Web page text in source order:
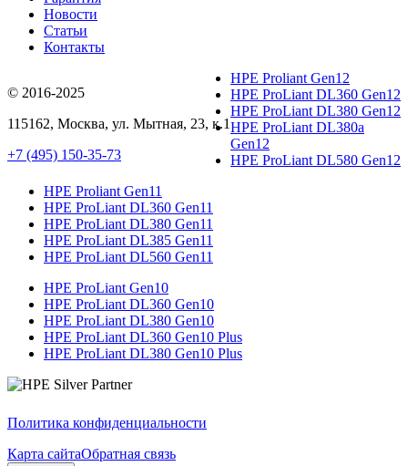
Новости
Статьи
Контакты
© 2016-2025
115162, Москва, ул. Мытная, 23, к.1
+7 (495) 150-35-73
HPE Proliant Gen12
HPE ProLiant DL360 Gen12
HPE ProLiant DL380 Gen12
HPE ProLiant DL380a
Gen12
HPE ProLiant DL580 Gen12
HPE Proliant Gen11
HPE ProLiant DL360 Gen11
HPE ProLiant DL380 Gen11
HPE ProLiant DL385 Gen11
HPE ProLiant DL560 Gen11
HPE ProLiant Gen10
HPE ProLiant DL360 Gen10
HPE ProLiant DL380 Gen10
HPE ProLiant DL360 Gen10 Plus
HPE ProLiant DL380 Gen10 Plus
Политика конфиденциальности
Карта сайтаОбратная связь